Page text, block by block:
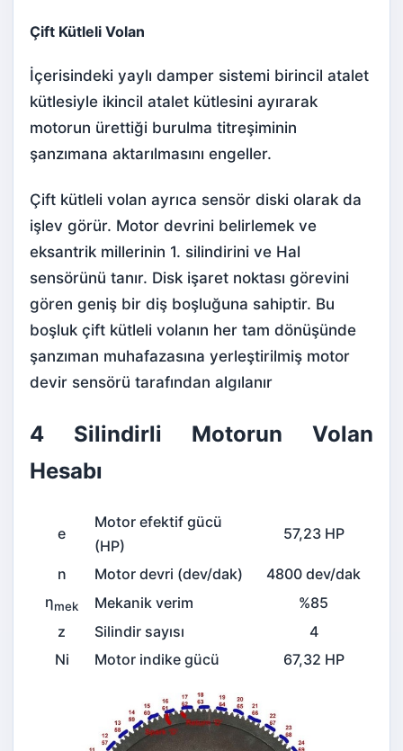
Çift Kütleli Volan
İçerisindeki yaylı damper sistemi birincil atalet
kütlesiyle ikincil atalet kütlesini ayırarak
motorun ürettiği burulma titreşiminin
şanzımana aktarılmasını engeller.
Çift kütleli volan ayrıca sensör diski olarak da
işlev görür. Motor devrini belirlemek ve
eksantrik millerinin 1. silindirini ve Hal
sensörünü tanır. Disk işaret noktası görevini
gören geniş bir diş boşluğuna sahiptir. Bu
boşluk çift kütleli volanın her tam dönüşünde
şanzıman muhafazasına yerleştirilmiş motor
devir sensörü tarafından algılanır
4 Silindirli Motorun Volan
Hesabı
e
Motor efektif gücü
(HP)
57,23 HP
n Motor devri (dev/dak)
4800 dev/dak
ηmek Mekanik verim
%85
z
Silindir sayısı
4
Ni
Motor indike gücü 67,32 HP